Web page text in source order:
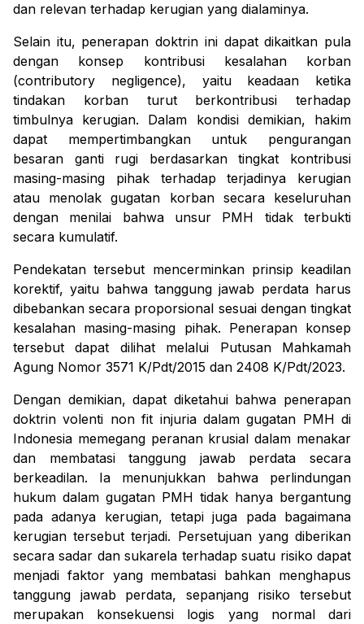
dan relevan terhadap kerugian yang dialaminya.
Selain itu, penerapan doktrin ini dapat dikaitkan pula
dengan konsep kontribusi kesalahan korban
(contributory negligence), yaitu keadaan ketika
tindakan korban turut berkontribusi terhadap
timbulnya kerugian. Dalam kondisi demikian, hakim
dapat mempertimbangkan untuk pengurangan
besaran ganti rugi berdasarkan tingkat kontribusi
masing-masing pihak terhadap terjadinya kerugian
atau menolak gugatan korban secara keseluruhan
dengan menilai bahwa unsur PMH tidak terbukti
secara kumulatif.
Pendekatan tersebut mencerminkan prinsip keadilan
korektif, yaitu bahwa tanggung jawab perdata harus
dibebankan secara proporsional sesuai dengan tingkat
kesalahan masing-masing pihak. Penerapan konsep
tersebut dapat dilihat melalui Putusan Mahkamah
Agung Nomor 3571 K/Pdt/2015 dan 2408 K/Pdt/2023.
Dengan demikian, dapat diketahui bahwa penerapan
doktrinvolenti non fit injuria dalam gugatan PMH di
Indonesia memegang peranan krusial dalam menakar
dan membatasi tanggung jawab perdata secara
berkeadilan. Ia menunjukkan bahwa perlindungan
hukum dalam gugatan PMH tidak hanya bergantung
pada adanya kerugian, tetapi juga pada bagaimana
kerugian tersebut terjadi. Persetujuan yang diberikan
secara sadar dan sukarela terhadap suatu risiko dapat
menjadi faktor yang membatasi bahkan menghapus
tanggung jawab perdata, sepanjang risiko tersebut
merupakan konsekuensi logis yang normal dari